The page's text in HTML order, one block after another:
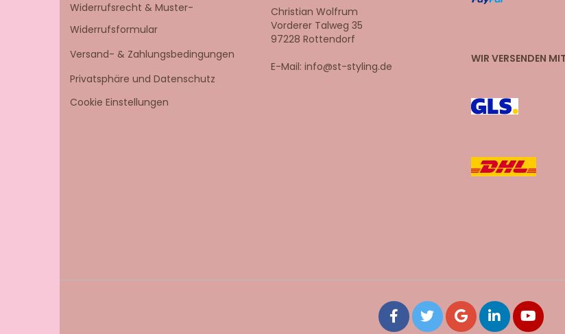
Widerrufsrecht & Muster-
Widerrufsformular
Versand- & Zahlungsbedingungen
Privatsphäre und Datenschutz
Cookie Einstellungen
Christian Wolfrum
Vorderer Talweg 35
97228 Rottendorf
E-Mail: info@st-styling.de
WIR VERSENDEN MIT